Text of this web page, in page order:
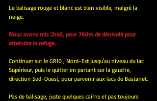
Le balisage rouge et blanc est bien visible, malgré la
neige.
Nous avons mis 2h40, pour 760m de dénivelé pour
atteindre le refuge.
Continuer sur le GR10 , Nord-Est jusqu'au niveau du lac
Supérieur, puis le quitter en partant sur la gauche,
direction Sud-Ouest, pour parvenir aux lacs de Bastanet.
Pas de balisage, juste quelques cairns et pas toujours